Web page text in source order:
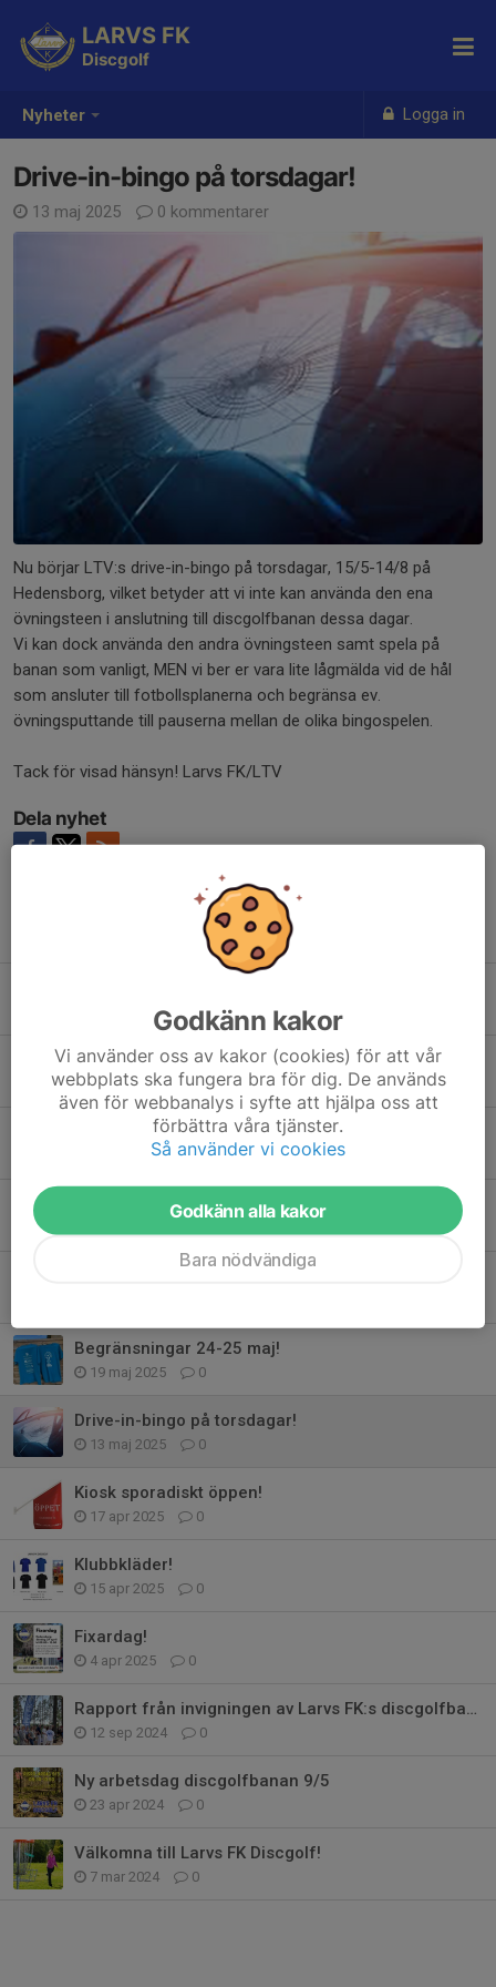
Nyheter Logga in
LARVS FK
Discgolf
Drive-in-bingo på torsdagar!
13 maj 2025 0 kommentarer
Nu börjar LTV:s drive-in-bingo på torsdagar, 15/5-14/8 på
Hedensborg, vilket betyder att vi inte kan använda den ena
övningsteen i anslutning till discgolfbanan dessa dagar.
Vi kan dock använda den andra övningsteen samt spela på
banan som vanligt, MEN vi ber er vara lite lågmälda vid de hål
som ansluter till fotbollsplanerna och begränsa ev.
övningsputtande till pauserna mellan de olika bingospelen.
Tack för visad hänsyn! Larvs FK/LTV
Dela nyhet
20 mar, 08:02 0
Final Caterpillar Winter Tour!
19 mar, 11:00 0
Ånyo ändrade tider i KM!
17 sep 2025 0
Vill du förbättra ditt discgolfspel, oavsett nivå?
Begränsningar 24-25 maj!
19 maj 2025 0
Drive-in-bingo på torsdagar!
13 maj 2025 0
Kiosk sporadiskt öppen!
17 apr 2025 0
Klubbkläder!
15 apr 2025 0
Fixardag!
4 apr 2025 0
Rapport från invigningen av Larvs FK:s discgolfbana 7/9
12 sep 2024 0
Ny arbetsdag discgolfbanan 9/5
23 apr 2024 0
Välkomna till Larvs FK Discgolf!
7 mar 2024 0
Godkänn kakor
Vi använder oss av kakor (cookies) för att vår
webbplats ska fungera bra för dig. De används
även för webbanalys i syfte att hjälpa oss att
förbättra våra tjänster.
Så använder vi cookies
Godkänn alla kakor
Bara nödvändiga